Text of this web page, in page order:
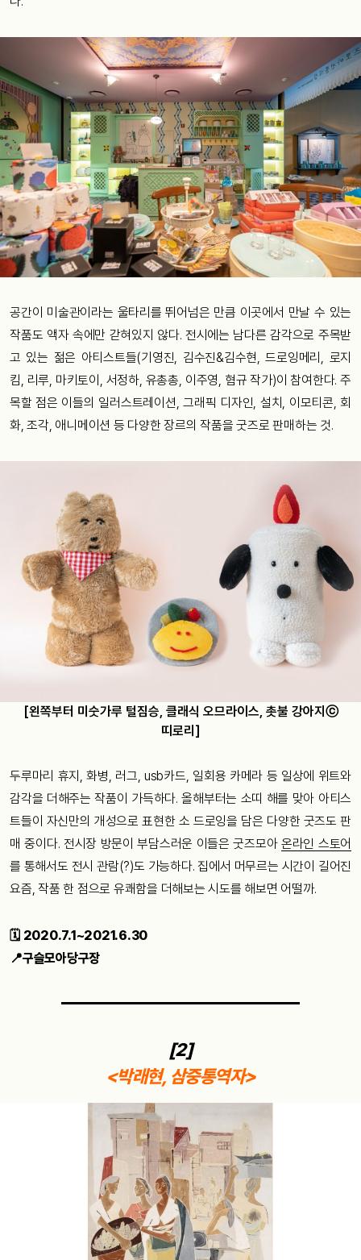
공간이 미술관이라는 울타리를 뛰어넘은 만큼 이곳에서 만날 수 있는
작품도 액자 속에만 갇혀있지 않다. 전시에는 남다른 감각으로 주목받
고 있는 젊은 아티스트들(기영진, 김수진&김수현, 드로잉메리, 로지
킴, 리루, 마키토이, 서정하, 유총총, 이주영, 혐규 작가)이 참여한다. 주
목할 점은 이들의 일러스트레이션, 그래픽 디자인, 설치, 이모티콘, 회
화, 조각, 애니메이션 등 다양한 장르의 작품을 굿즈로 판매하는 것.
[왼쪽부터 미숫가루 털짐승, 클래식 오므라이스, 촛불 강아지ⓒ
띠로리]
두루마리 휴지, 화병, 러그, usb카드, 일회용 카메라 등 일상에 위트와
감각을 더해주는 작품이 가득하다. 올해부터는 소띠 해를 맞아 아티스
트들이 자신만의 개성으로 표현한 소 드로잉을 담은 다양한 굿즈도 판
매 중이다. 전시장 방문이 부담스러운 이들은 굿즈모아 온라인 스토어
를 통해서도 전시 관람(?)도 가능하다. 집에서 머무르는 시간이 길어진
요즘, 작품 한 점으로 유쾌함을 더해보는 시도를 해보면 어떨까.
🗓 2020.7.1~2021.6.30
📍구슬모아당구장
[2]
<박래현, 삼중통역자>